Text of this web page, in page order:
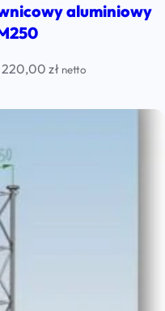
aluminiowy
220,00 złPrice
2
netto